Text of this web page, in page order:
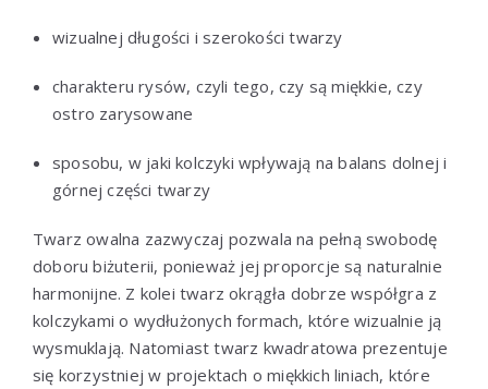
wizualnej długości i szerokości twarzy
charakteru rysów, czyli tego, czy są miękkie, czy
ostro zarysowane
sposobu, w jaki kolczyki wpływają na balans dolnej i
górnej części twarzy
Twarz owalna zazwyczaj pozwala na pełną swobodę
doboru biżuterii, ponieważ jej proporcje są naturalnie
harmonijne. Z kolei twarz okrągła dobrze współgra z
kolczykami o wydłużonych formach, które wizualnie ją
wysmuklają. Natomiast twarz kwadratowa prezentuje
się korzystniej w projektach o miękkich liniach, które